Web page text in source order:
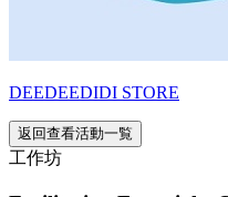
DEEDEEDIDI STORE
返回查看活動一覧
工作坊